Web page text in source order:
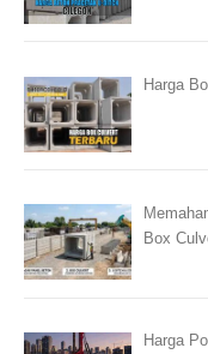
Harga
Box
Harga